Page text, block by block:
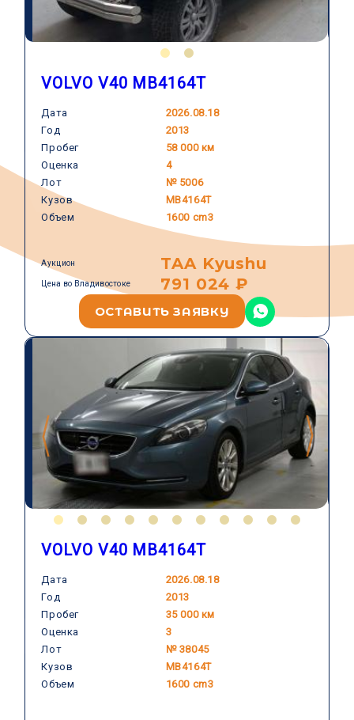
VOLVO V40 MB4164T
Дата
2026.08.18
Год
2013
Пробег
58 000 км
Оценка
4
Лот
№ 5006
Кузов
MB4164T
Объем
1600 cm3
VOLVO
TAA Kyushu
Аукцион
791 024 ₽
Цена во Владивостоке
ОСТАВИТЬ ЗАЯВКУ
VOLVO V40 MB4164T
Дата
2026.08.18
Год
2013
Пробег
35 000 км
Оценка
3
Лот
№ 38045
Кузов
MB4164T
Объем
1600 cm3
VOLVO